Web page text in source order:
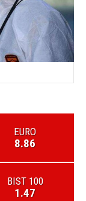
EURO
8.86
BIST 100
1.47